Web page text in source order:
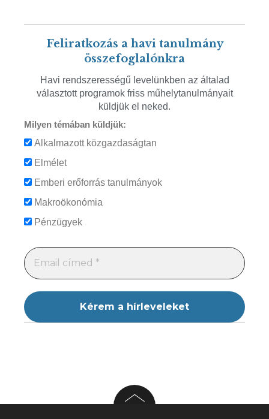
Feliratkozás a havi tanulmány
összefoglalónkra
Havi rendszerességű levelünkben az általad
választott programok friss műhelytanulmányait
küldjük el neked.
Milyen témában küldjük:
Alkalmazott közgazdaságtan
Elmélet
Emberi erőforrás tanulmányok
Makroökonómia
Pénzügyek